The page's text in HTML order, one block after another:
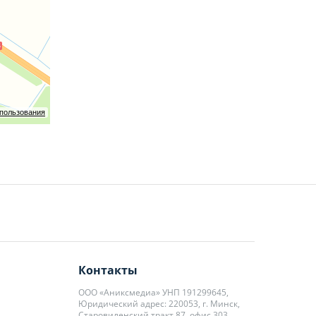
Контакты
ООО «Аниксмедиа» УНП 191299645,
Юридический адрес: 220053, г. Минск,